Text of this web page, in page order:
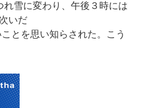
雪に変わり、午後３時には
いだ
とを思い知らされた。こう